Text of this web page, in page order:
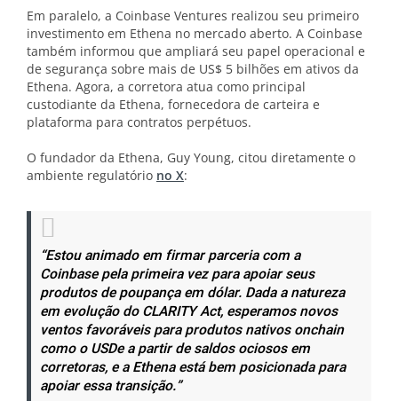
Em paralelo, a Coinbase Ventures realizou seu primeiro
investimento em Ethena no mercado aberto. A Coinbase
também informou que ampliará seu papel operacional e
de segurança sobre mais de US$ 5 bilhões em ativos da
Ethena. Agora, a corretora atua como principal
custodiante da Ethena, fornecedora de carteira e
plataforma para contratos perpétuos.
O fundador da Ethena, Guy Young, citou diretamente o
ambiente regulatório no X:
“Estou animado em firmar parceria com a
Coinbase pela primeira vez para apoiar seus
produtos de poupança em dólar. Dada a natureza
em evolução do CLARITY Act, esperamos novos
ventos favoráveis para produtos nativos onchain
como o USDe a partir de saldos ociosos em
corretoras, e a Ethena está bem posicionada para
apoiar essa transição.”